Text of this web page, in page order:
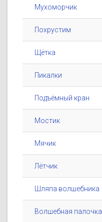
Мухоморчик
Похрустим
Щётка
Пикалки
Подъёмный кран
Мостик
Мячик
Лётчик
Шляпа волшебника
Волшебная палочка